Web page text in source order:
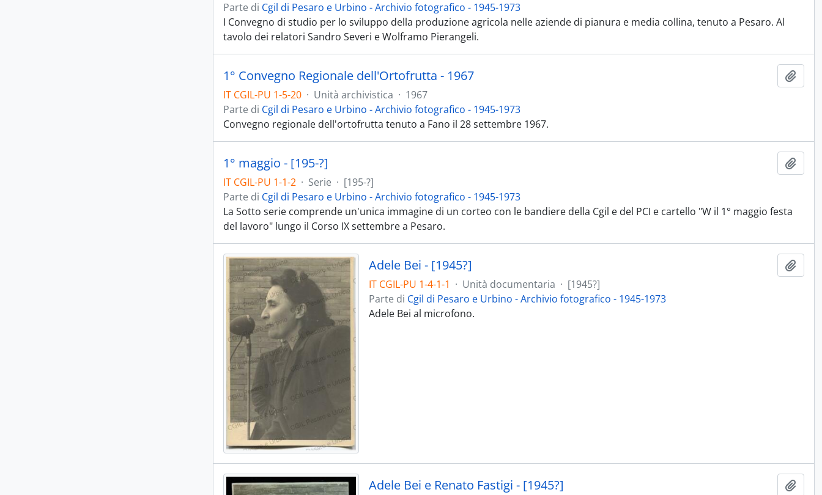
Parte di Cgil di Pesaro e Urbino - Archivio fotografico - 1945-1973
I Convegno di studio per lo sviluppo della produzione agricola nelle aziende di pianura e media collina, tenuto a Pesaro. Al
tavolo dei relatori Sandro Severi e Wolframo Pierangeli.
1° Convegno Regionale dell'Ortofrutta - 1967
IT CGIL-PU 1-5-20 · Unità archivistica · 1967
Parte di Cgil di Pesaro e Urbino - Archivio fotografico - 1945-1973
Convegno regionale dell'ortofrutta tenuto a Fano il 28 settembre 1967.
1° maggio - [195-?]
IT CGIL-PU 1-1-2 · Serie · [195-?]
Parte di Cgil di Pesaro e Urbino - Archivio fotografico - 1945-1973
La Sotto serie comprende un'unica immagine di un corteo con le bandiere della Cgil e del PCI e cartello "W il 1° maggio festa
del lavoro" lungo il Corso IX settembre a Pesaro.
Adele Bei - [1945?]
IT CGIL-PU 1-4-1-1 · Unità documentaria · [1945?]
Parte di Cgil di Pesaro e Urbino - Archivio fotografico - 1945-1973
Adele Bei al microfono.
Adele Bei e Renato Fastigi - [1945?]